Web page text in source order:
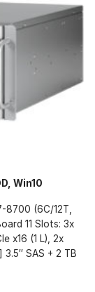
Win10
8700 (6C/12T,
11 Slots: 3x
x16 (1 L), 2x
SAS + 2 TB